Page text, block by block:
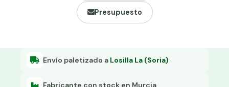
Grapa malla H.
Presupuesto
Envío paletizado a Losilla La (Soria)